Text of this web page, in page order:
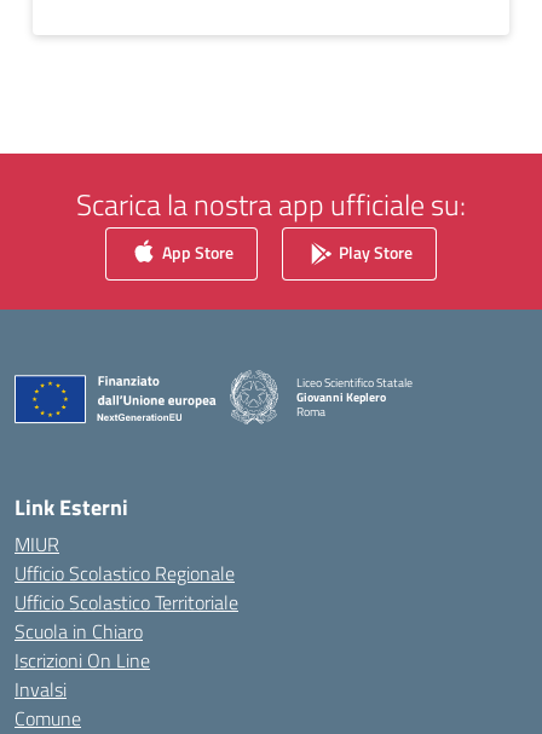
Scarica la nostra app ufficiale su:
App Store Play Store
Liceo Scientifico Statale
Giovanni Keplero
Roma
Link Esterni
MIUR
Ufficio Scolastico Regionale
Ufficio Scolastico Territoriale
Scuola in Chiaro
Iscrizioni On Line
Invalsi
Comune